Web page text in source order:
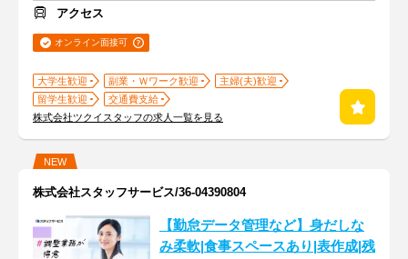
アクセス
オンライン面接可
大学生歓迎 副業・Ｗワーク歓迎
主婦(夫)歓迎
留学生歓迎
交通費支給
株式会社ツクイスタッフの求人一覧を見る
NEW
株式会社スタッフサービス/36-04390804
【勤怠データ管理など】身だしな
み柔軟|食事スペースあり|表作成|残